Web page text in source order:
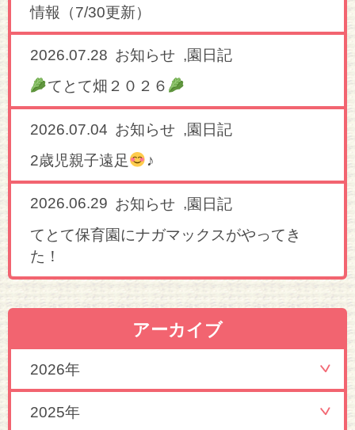
情報（7/30更新）
2026.07.28 お知らせ ,園日記
てとて畑２０２６
2026.07.04 お知らせ ,園日記
2歳児親子遠足
♪
2026.06.29 お知らせ ,園日記
てとて保育園にナガマックスがやってき
た！
アーカイブ
2026年
2025年